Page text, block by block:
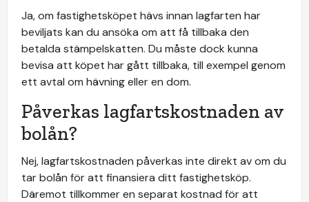
Ja, om fastighetsköpet hävs innan lagfarten har
beviljats kan du ansöka om att få tillbaka den
betalda stämpelskatten. Du måste dock kunna
bevisa att köpet har gått tillbaka, till exempel genom
ett avtal om hävning eller en dom.
Påverkas lagfartskostnaden av
bolån?
Nej, lagfartskostnaden påverkas inte direkt av om du
tar bolån för att finansiera ditt fastighetsköp.
Däremot tillkommer en separat kostnad för att